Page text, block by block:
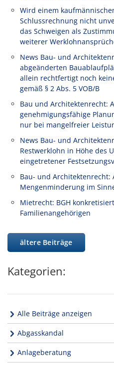
Wird einem
Schlussrechnung nicht
das Schweigen als
weiterer
News Bau- und
abgeänderten
allein rechtfertigt noch
gemäß § 2 Abs. 5 VOB/B
Bau und Architektenrecht:
genehmigungsfähige
nur bei mangelfreier
News Bau- und
Restwerklohn in Höhe des
eingetretener
Bau- und
Mengenminderung im
Mietrecht: BGH
Familienangehörigen
ältere Beiträge
Kategorien:
Alle Beiträge anzeigen
Abgasskandal
Anlageberatung